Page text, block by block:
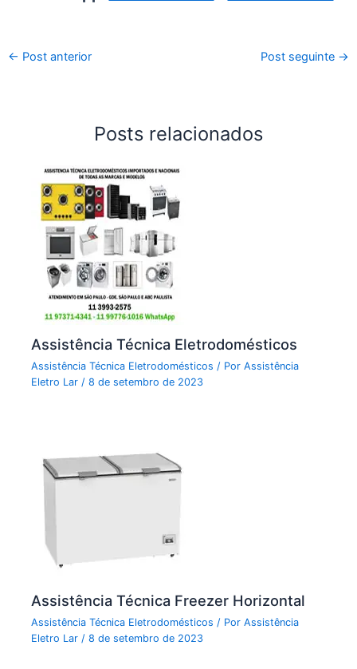
← Post anterior Post seguinte →
Posts relacionados
Assistência Técnica Eletrodomésticos
Assistência Técnica Eletrodomésticos / PorAssistência
Eletro Lar/8 de setembro de 2023
Assistência Técnica Freezer Horizontal
Assistência Técnica Eletrodomésticos / PorAssistência
Eletro Lar/8 de setembro de 2023